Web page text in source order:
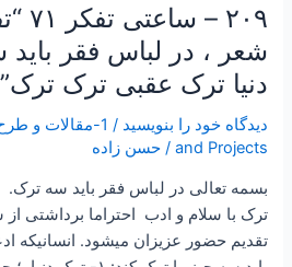
شعر ، در لباس فقر
دنیا ترک عقبی ترک ترک”
دیدگاه‌ خود را بنویسید /
and Projects
/حسن زاده
بسمه تعالی در لباس فقر باید سه
ترک با سلام و ادب احتراما برداشتی
تقدیم حضور عزیزان میشود. انسانیکه